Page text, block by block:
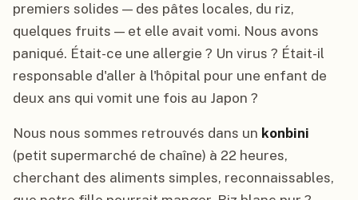
premiers solides — des pâtes locales, du riz,
quelques fruits — et elle avait vomi. Nous avons
paniqué. Était-ce une allergie ? Un virus ? Était-il
responsable d'aller à l'hôpital pour une enfant de
deux ans qui vomit une fois au Japon ?
Nous nous sommes retrouvés dans un konbini
(petit supermarché de chaîne) à 22 heures,
cherchant des aliments simples, reconnaissables,